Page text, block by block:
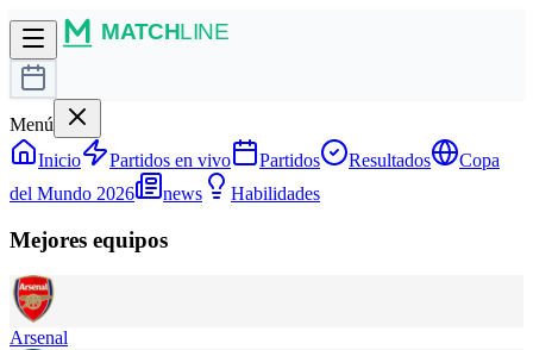
Menú
Inicio
Partidos en vivo Partidos Resultados
Copa
del Mundo 2026
news Habilidades
Mejores equipos
Arsenal